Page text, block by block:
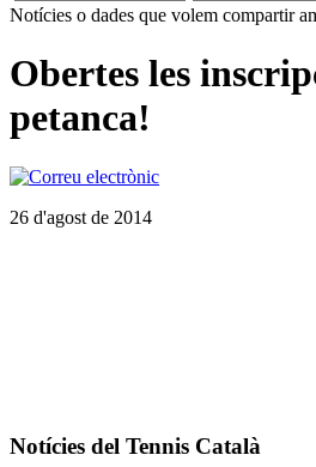
Notícies o dades que volem compartir
Obertes les
petanca!
26 d'agost de 2014
Notícies del Tennis Català